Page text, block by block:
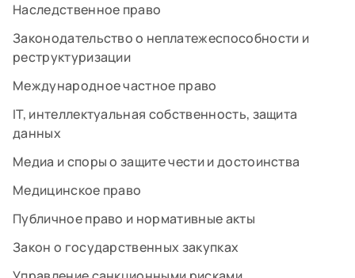
Наследственное право
Законодательство о неплатежеспособности и
реструктуризации
Международное частное право
IT, интеллектуальная собственность, защита
данных
Медиа и споры о защите чести и достоинства
Медицинское право
Публичное право и нормативные акты
Закон о государственных закупках